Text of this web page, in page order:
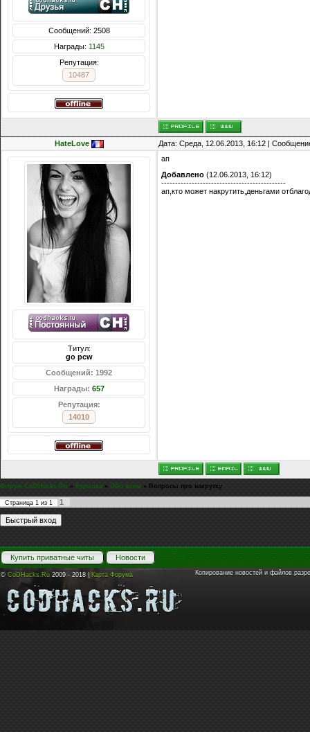
Сообщений: 2508
Награды: 1145
Репутация:
10487
HateLove Дата: Среда, 12.06.2013, 16:12 |
Титул:
go pcw
Сообщений: 1992
Награды: 657
Репутация:
14010
ап
Добавлено (12.06.2013, 16:12)
---------------------------------------------
ап,кто может накрутить,деньгами
Форум CoDHacks.Ru » Курилка » Обо всем » Вопросы про накрутку
Страница 1 из 1 1
Купить приватные читы Новости
© CoDHacks.Ru 2009 - 2018 | Карта Форума Копирование новостей и файлов